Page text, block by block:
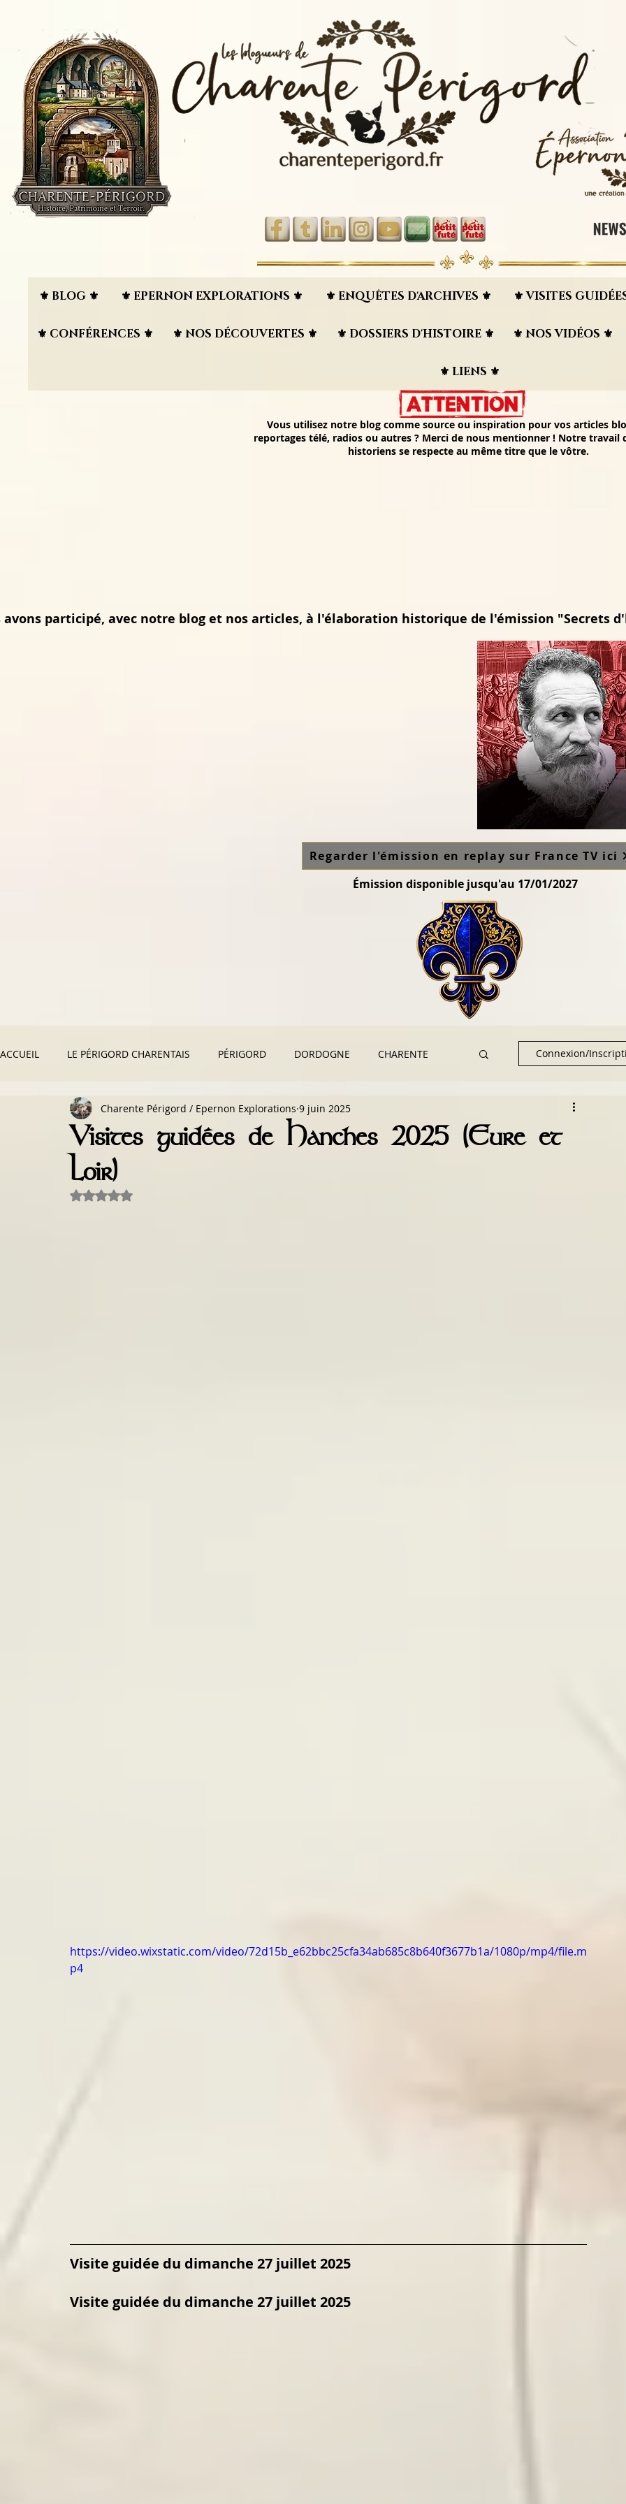
⚜︎ BLOG ⚜︎ ⚜︎ EPERNON EXPLORATIONS ⚜︎ ⚜︎ ENQUÊTES D'ARCHIVES ⚜︎ ⚜︎ VISITES
⚜︎ CONFÉRENCES ⚜︎ ⚜︎ NOS DÉCOUVERTES ⚜︎ ⚜︎ DOSSIERS D'HISTOIRE ⚜︎ ⚜︎ NOS VIDÉOS ⚜︎
⚜︎ LIENS ⚜︎
Vous utilisez notre blog comme source ou inspiration pour vos articles
reportages télé, radios ou autres ? Merci de nous mentionner ! Notre travail
historiens se respecte au même titre que le vôtre.
avons participé, avec notre blog et nos articles, à l'élaboration historique de l'émission "Secrets
Regarder l'émission en replay sur France TV ici
Émission disponible jusqu'au 17/01/2027
ACCUEIL LE PÉRIGORD CHARENTAIS PÉRIGORD DORDOGNE CHARENTE
GASTRONOMIE LOCALE & RECETTES AU FIL DE L'HISTOIRE
MONUMENTS HISTORIQUES
Connexion/
Visites guidées de Hanches 2025 (Eure et
Loir)
Charente Périgord / Epernon Explorations 9 juin 2025
Noté NaN étoiles sur 5.
https://video.wixstatic.com/video/72d15b_e62bbc25cfa34ab685c8b640f3677b1a/1080p/mp4/file.m
p4
Visite guidée du dimanche 27 juillet 2025
Visite guidée du dimanche 27 juillet 2025